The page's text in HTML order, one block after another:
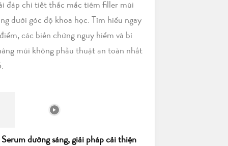
đáp chi tiết thắc mắc tiêm filler mũi
dưới góc độ khoa học. Tìm hiểu ngay
các biến chứng nguy hiểm và bí
mũi không phẫu thuật an toàn nhất
dưỡng sáng, giải pháp cải thiện